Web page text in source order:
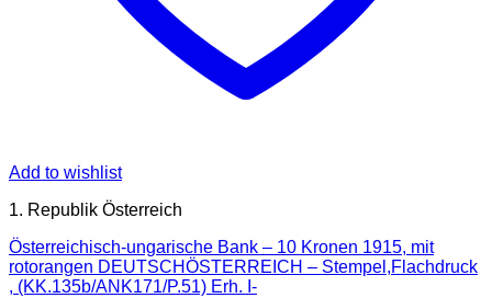
Add to wishlist
1. Republik Österreich
Österreichisch-ungarische Bank – 10 Kronen 1915, mit
rotorangen DEUTSCHÖSTERREICH – Stempel,Flachdruck
, (KK.135b/ANK171/P.51) Erh. I-